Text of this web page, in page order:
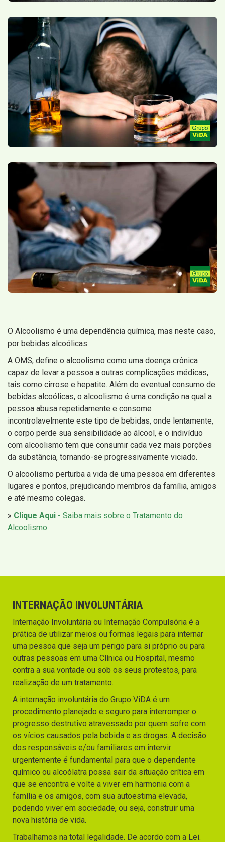
O Alcoolismo é uma dependência química, mas neste caso,
por bebidas alcoólicas.
A OMS, define o alcoolismo como uma doença crônica
capaz de levar a pessoa a outras complicações médicas,
tais como cirrose e hepatite. Além do eventual consumo de
bebidas alcoólicas, o alcoolismo é uma condição na qual a
pessoa abusa repetidamente e consome
incontrolavelmente este tipo de bebidas, onde lentamente,
o corpo perde sua sensibilidade ao álcool, e o indivíduo
com alcoolismo tem que consumir cada vez mais porções
da substância, tornando-se progressivamente viciado.
O alcoolismo perturba a vida de uma pessoa em diferentes
lugares e pontos, prejudicando membros da família, amigos
e até mesmo colegas.
» Clique Aqui - Saiba mais sobre o Tratamento do
Alcoolismo
INTERNAÇÃO INVOLUNTÁRIA
Internação Involuntária ou Internação Compulsória é a
prática de utilizar meios ou formas legais para internar
uma pessoa que seja um perigo para si próprio ou para
outras pessoas em uma Clínica ou Hospital, mesmo
contra a sua vontade ou sob os seus protestos, para
realização de um tratamento.
A internação involuntária do Grupo ViDA é um
procedimento planejado e seguro para interromper o
progresso destrutivo atravessado por quem sofre com
os vícios causados pela bebida e as drogas. A decisão
dos responsáveis e/ou familiares em intervir
urgentemente é fundamental para que o dependente
químico ou alcoólatra possa sair da situação crítica em
que se encontra e volte a viver em harmonia com a
família e os amigos, com sua autoestima elevada,
podendo viver em sociedade, ou seja, construir uma
nova história de vida.
Trabalhamos na total legalidade. De acordo com a Lei.